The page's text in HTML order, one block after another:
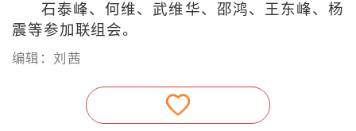
石泰峰、何维、武维华、邵鸿、王东峰、杨
震等参加联组会。
编辑：刘茜